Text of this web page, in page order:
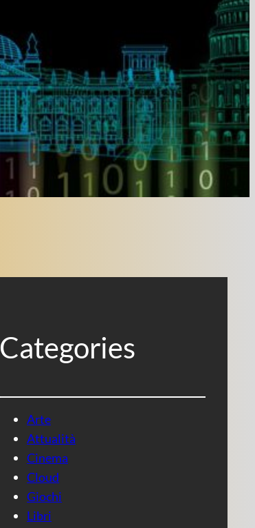
Categories
Arte
Attualità
Cinema
Cloud
Giochi
Libri